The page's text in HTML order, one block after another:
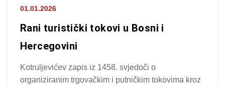
01.01.2026
Rani turistički tokovi u Bosni i
Hercegovini
Kotruljevićev zapis iz 1458. svjedoči o
organiziranim trgovačkim i putničkim tokovima kroz